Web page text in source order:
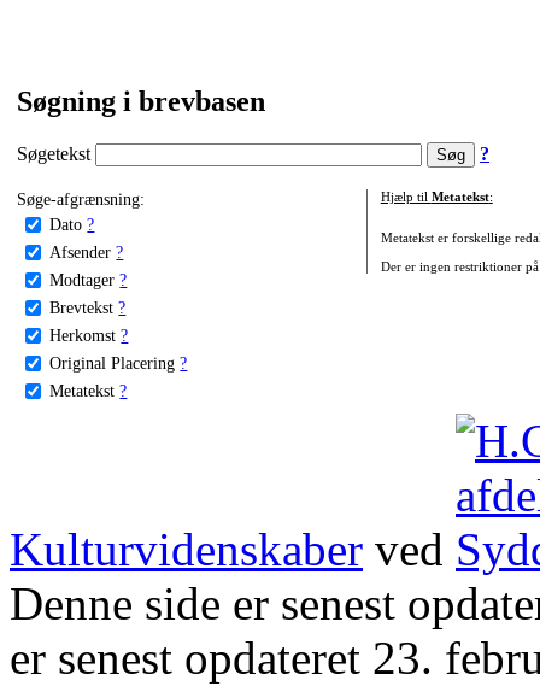
Søgning i brevbasen
Søgetekst ?
Søge-afgrænsning:
Dato ?
Afsender ?
Modtager ?
Brevtekst ?
Herkomst ?
Original Placering ?
Metatekst ?
Hjælp til Metatekst:
Metatekst er forskellige
Der er ingen restriktioner
Kulturvidenskaber ved
Denne side er senest
er senest opdateret 23.